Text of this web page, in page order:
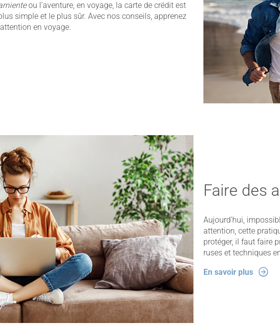
ou l’aventure, en voyage, la carte de crédit est
simple et le plus sûr. Avec nos conseils, apprenez
en voyage.
Faire des
Aujourd’hui,
attention, cette
protéger, il faut faire
ruses et techniques
En savoir plus